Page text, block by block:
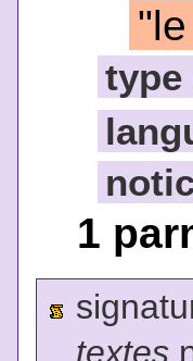
type
1
textes